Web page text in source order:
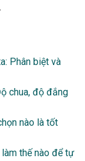
.
Phân biệt và
chua, độ đắng
nào là tốt
thế nào để tự